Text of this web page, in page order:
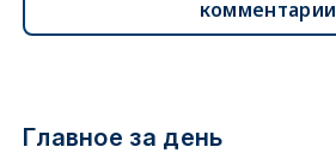
комментарии
Главное за день